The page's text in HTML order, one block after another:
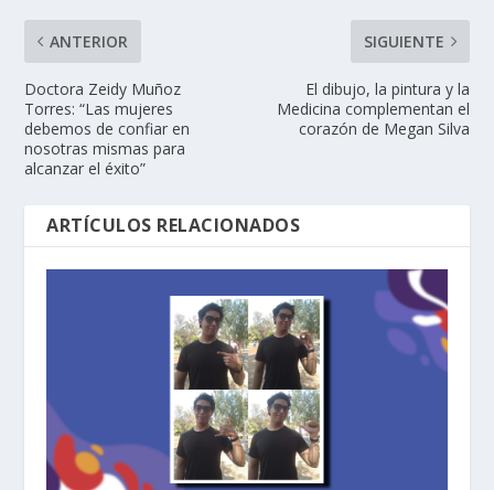
ANTERIOR
Doctora Zeidy Muñoz
Torres: “Las mujeres
debemos de confiar en
nosotras mismas para
alcanzar el éxito”
SIGUIENTE
El dibujo, la pintura y la
Medicina complementan el
corazón de Megan Silva
ARTÍCULOS RELACIONADOS